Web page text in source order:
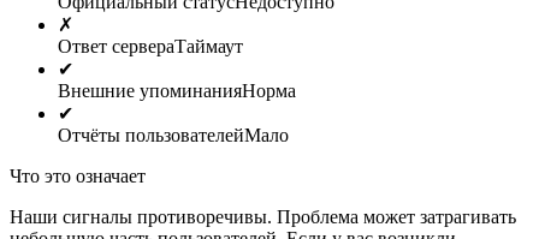
✗
Ответ сервераТаймаут
✔
Внешние упоминанияНорма
✔
Отчёты пользователейМало
Что это означает
Наши сигналы противоречивы. Проблема может затрагивать